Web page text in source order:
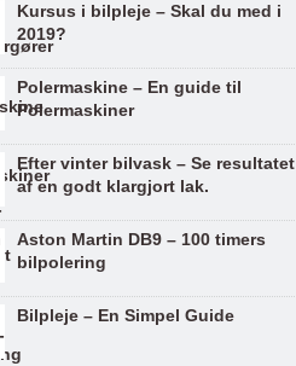
Kursus i bilpleje – Skal du med i
2019?
Polermaskine – En guide til
Polermaskiner
Efter vinter bilvask – Se resultatet
af en godt klargjort lak.
Aston Martin DB9 – 100 timers
bilpolering
Bilpleje – En Simpel Guide